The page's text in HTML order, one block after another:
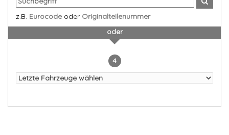
z.B. Eurocode oder Originalteilenummer
oder
4